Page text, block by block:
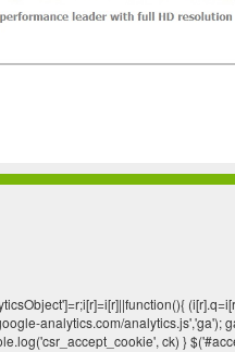
analytics.com/
ck) }